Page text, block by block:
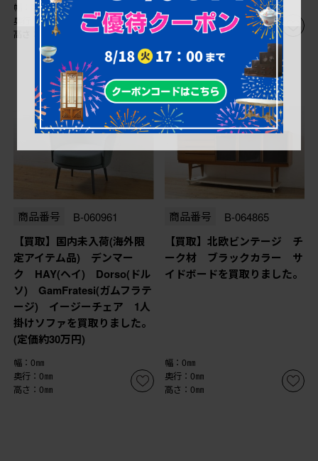
幅：0㎜
奥行：0㎜
高さ：0㎜
奥行：0㎜
高さ：0㎜
商品番号 B-060961
【買取】国内未入荷(海外限
定アイテム品) デンマー
ク HAY(ヘイ) Dorso(ドル
ソ) GamFratesi(ガムフラテ
ージ) イージーチェア 1人
掛けソファを買取りました。
(定価約30万円)
幅：0㎜
奥行：0㎜
高さ：0㎜
商品番号 B-064865
【買取】北欧ビンテージ チ
ーク材 ブラックカラー サ
イドボードを買取りました。
幅：0㎜
奥行：0㎜
高さ：0㎜